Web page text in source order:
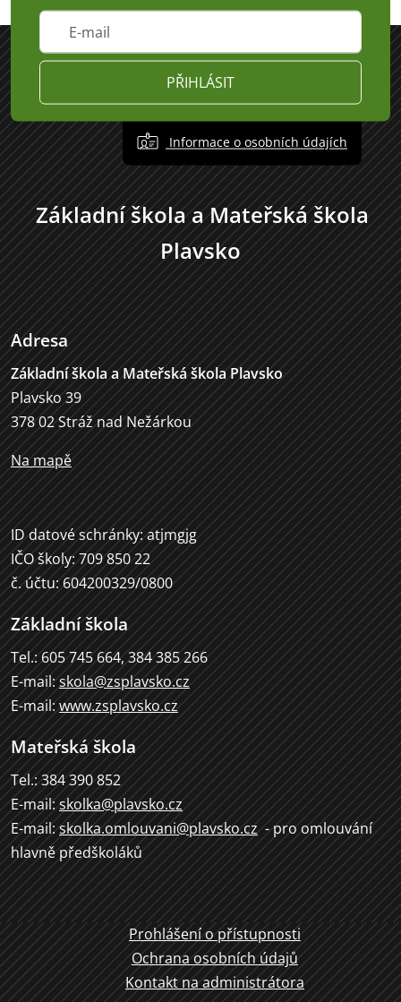
PŘIHLÁSIT
Informace o osobních údajích
Základní škola a Mateřská škola
Plavsko
Adresa
Základní škola a Mateřská škola Plavsko
Plavsko 39
378 02 Stráž nad Nežárkou
Na mapě
ID datové schránky: atjmgjg
IČO školy: 709 850 22
č. účtu: 604200329/0800
Základní škola
Tel.: 605 745 664, 384 385 266
E-mail: skola@zsplavsko.cz
E-mail: www.zsplavsko.cz
Mateřská škola
Tel.: 384 390 852
E-mail: skolka@plavsko.cz
E-mail: skolka.omlouvani@plavsko.cz - pro omlouvání
hlavně předškoláků
Prohlášení o přístupnosti
Ochrana osobních údajů
Kontakt na administrátora